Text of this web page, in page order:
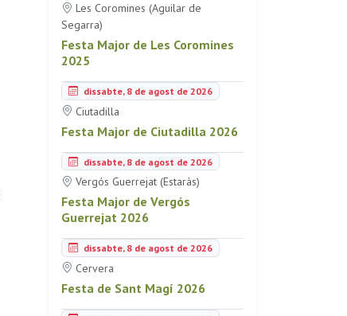
Les Coromines (Aguilar de
Segarra)
Festa Major de Les Coromines
2025
dissabte, 8 de agost de 2026
Ciutadilla
Festa Major de Ciutadilla 2026
dissabte, 8 de agost de 2026
Vergós Guerrejat (Estaràs)
Festa Major de Vergós
Guerrejat 2026
dissabte, 8 de agost de 2026
Cervera
Festa de Sant Magí 2026